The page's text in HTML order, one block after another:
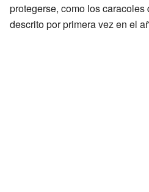
protegerse, como los
descrito por primera vez en el